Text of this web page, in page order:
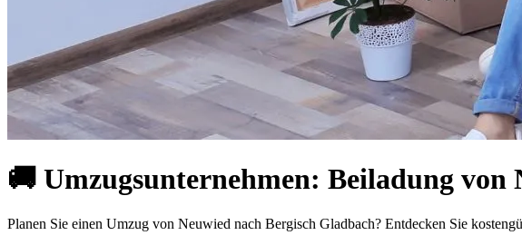
🚚 Umzugsunternehmen: Beiladung von
Planen Sie einen Umzug von Neuwied nach Bergisch Gladbach? Entdecken Sie